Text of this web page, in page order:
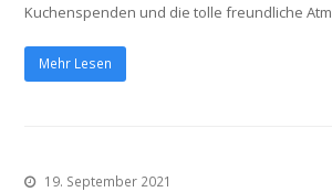
Kuchenspenden und die tolle freundliche
Mehr Lesen
19. September 2021